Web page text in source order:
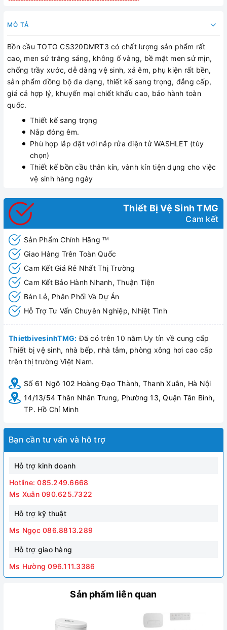
MÔ TẢ
Bồn cầu TOTO CS320DMRT3 có chất lượng sản phẩm rất
cao, men sứ trắng sáng, không ố vàng, bề mặt men sứ mịn,
chống trầy xước, dễ dàng vệ sinh, xả êm, phụ kiện rất bền,
sản phẩm đồng bộ đa dạng, thiết kế sang trọng, đẳng cấp,
giá cả hợp lý, khuyến mại chiết khấu cao, bảo hành toàn
quốc.
Thiết kế sang trọng
Nắp đóng êm.
Phù hợp lắp đặt với nắp rửa điện tử WASHLET (tùy
chọn)
Thiết kế bồn cầu thân kín, vành kín tiện dụng cho việc
vệ sinh hàng ngày
Thiết Bị Vệ Sinh TMG
Cam kết
Sản Phẩm Chính Hãng TM
Giao Hàng Trên Toàn Quốc
Cam Kết Giá Rẻ Nhất Thị Trường
Cam Kết Bảo Hành Nhanh, Thuận Tiện
Bán Lẻ, Phân Phối Và Dự Án
Hỗ Trợ Tư Vấn Chuyên Nghiệp, Nhiệt Tình
ThietbivesinhTMG: Đã có trên 10 năm Uy tín về cung cấp
Thiết bị vệ sinh, nhà bếp, nhà tắm, phòng xông hơi cao cấp
trên thị trường Việt Nam.
Số 61 Ngõ 102 Hoàng Đạo Thành, Thanh Xuân, Hà Nội
14/13/54 Thân Nhân Trung, Phường 13, Quận Tân Bình,
TP. Hồ Chí Minh
Bạn cần tư vấn và hỗ trợ
Hỗ trợ kinh doanh
Hotline: 085.249.6668
Ms Xuân 090.625.7322
Hỗ trợ kỹ thuật
Ms Ngọc 086.8813.289
Hỗ trợ giao hàng
Ms Hường 096.111.3386
Sản phẩm liên quan